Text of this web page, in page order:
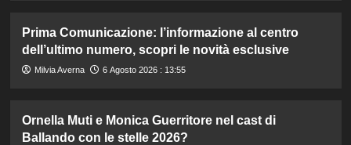
Prima Comunicazione: l’informazione al centro
dell’ultimo numero, scopri le novità esclusive
Milvia Averna 6 Agosto 2026 : 13:55
Ornella Muti e Monica Guerritore nel cast di
Ballando con le stelle 2026?